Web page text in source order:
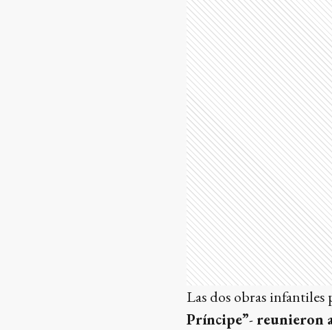
Las dos obras infantiles
Príncipe”-reunieron